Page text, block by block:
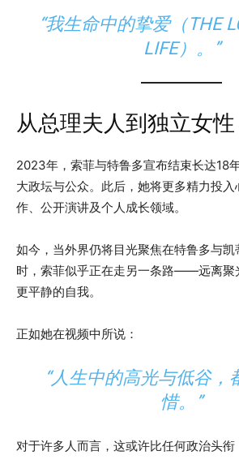
“我生命中的挚爱（THE
LIFE）。”
从总理夫人到独立女性
2023年，索菲与特鲁多宣布结束长达18
大政坛与公众。此后，她将更多精力投
作、公开演讲及个人成长领域。
如今，当外界仍将目光聚焦在特鲁多与凯
时，索菲似乎正在走另一条路——远离聚
更平静的自我。
正如她在视频中所说：
“人生中的高光与低谷，
惜。”
对于许多人而言，这或许比任何政治头衔